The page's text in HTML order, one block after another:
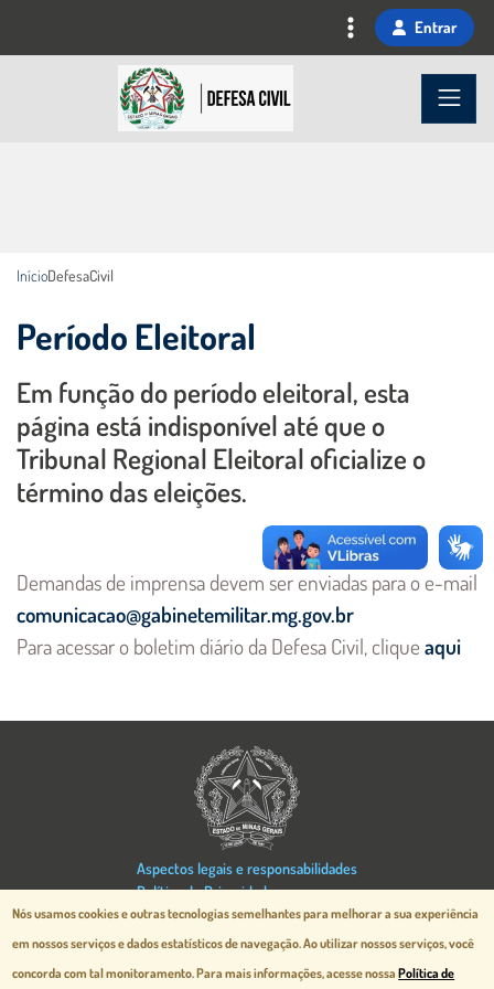
Entrar
Imagem
InícioDefesaCivil
Período Eleitoral
Conteúdo Principal
Em função do período eleitoral, esta
página está indisponível até que o
Tribunal Regional Eleitoral oficialize o
término das eleições.
Demandas de imprensa devem ser enviadas para o e-mail
comunicacao@gabinetemilitar.mg.gov.br
Para acessar o boletim diário da Defesa Civil, clique aqui
Aspectos legais e responsabilidades
Política de Privacidade
Mapa do Site
Desenvolvido pelaprodemge.gov.br
Nós usamos cookies e outras tecnologias semelhantes para melhorar a sua experiência
em nossos serviços e dados estatísticos de navegação.Ao utilizar nossos serviços, você
concorda com tal monitoramento. Para mais informações, acesse nossaPolítica de